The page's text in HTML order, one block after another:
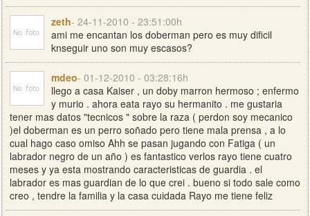
zeth- 24-11-2010 - 23:51:00h
ami me encantan los doberman pero es muy dificil
knseguir uno son muy escasos?
mdeo- 01-12-2010 - 03:28:16h
llego a casa Kaiser , un doby marron hermoso ; enfermo
y murio . ahora eata rayo su hermanito . me gustaria
tener mas datos "tecnicos " sobre la raza ( perdon soy mecanico
)el doberman es un perro soñado pero tiene mala prensa , a lo
cual hago caso omiso Ahh se pasan jugando con Fatiga ( un
labrador negro de un año ) es fantastico verlos rayo tiene cuatro
meses y ya esta mostrando caracteristicas de guardia . el
labrador es mas guardian de lo que crei . bueno si todo sale como
creo , tendre la familia y la casa cuidada Rayo me tiene feliz